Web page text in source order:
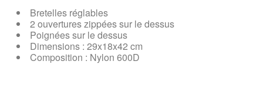
Bretelles réglables
2 ouvertures zippées sur le dessus
Poignées sur le dessus
Dimensions : 29x18x42 cm
Composition : Nylon 600D